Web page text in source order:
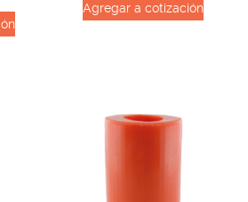
Agregar a cotización